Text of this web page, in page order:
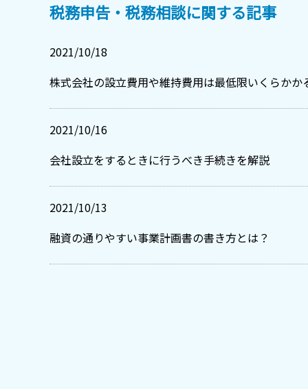
税務申告・税務相談に関する記事
2021/10/18
株式会社の設立費用や維持費用は最低限いくらかか
2021/10/16
会社設立をするときに行うべき手続きを解説
2021/10/13
融資の通りやすい事業計画書の書き方とは？